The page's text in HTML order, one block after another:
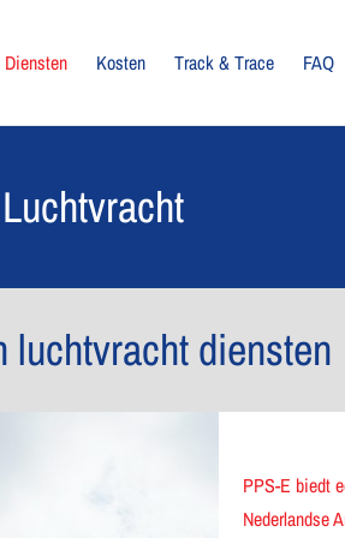
Diensten Kosten Track & Trace FAQ
luchtvracht diensten
PPS-E biedt
Nederlandse